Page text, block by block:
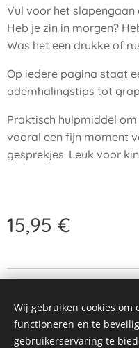
Vul voor het slapengaan
Heb je zin in morgen?
Was het een drukke of
Op iedere pagina staat
ademhalingstips tot
Praktisch hulpmiddel
vooral een fijn moment
gesprekjes. Leuk voor
15,95 €
aap
Wij gebruiken cookies om
functioneren en te
gebruikerservaring te